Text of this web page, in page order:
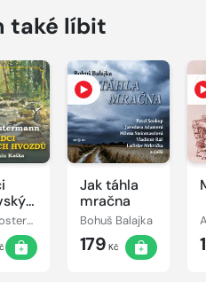
také líbit
Karel Klostermann
Jak táhla
mračna
Bohuš Balajka
179 Kč